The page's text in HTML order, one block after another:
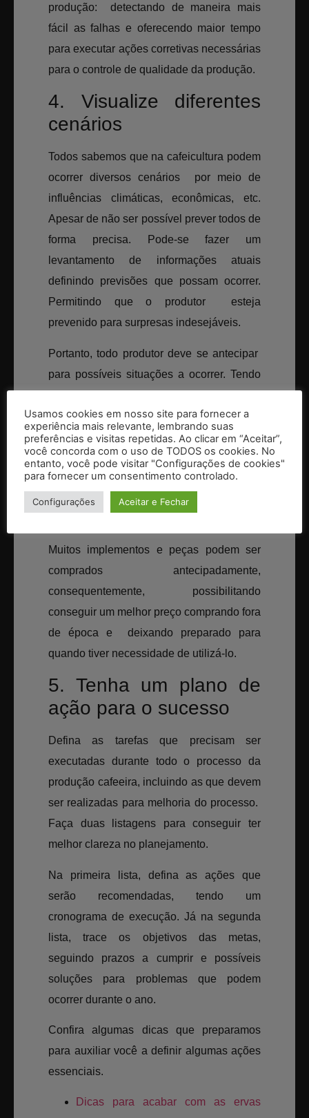
produção: detectando de maneira mais
fácil as falhas e oferecendo maior tempo
para executar ações corretivas necessárias
para o controle de qualidade da produção.
4. Visualize diferentes
cenários
Todos sabemos que na cafeicultura podem
ocorrer diversos cenários por meio de
influências climáticas, econômicas, etc.
Apesar de não ser possível prever todos de
forma precisa. Pode-se fazer um
levantamento de informações atuais
definindo previsões que possam ocorrer.
Permitindo que o produtor esteja
prevenido para surpresas indesejáveis.
Portanto, todo produtor deve se antecipar
para possíveis situações a ocorrer. Tendo
execução do manejo. Estar preparado para
lidar com imprevistos é fundamental,
sendo assim, utilize metas alcançáveis que
possibilitem conter gastos, diminuir a
utilização de insumos mensais e outras
Muitos implementos e peças podem ser
comprados antecipadamente,
consequentemente, possibilitando
conseguir um melhor preço comprando fora
de época e deixando preparado para
quando tiver necessidade de utilizá-lo.
5. Tenha um plano de
ação para o sucesso
Defina as tarefas que precisam ser
executadas durante todo o processo da
produção cafeeira, incluindo as que devem
ser realizadas para melhoria do processo.
Faça duas listagens para conseguir ter
melhor clareza no planejamento.
Na primeira lista, defina as ações que
serão recomendadas, tendo um
cronograma de execução. Já na segunda
lista, trace os objetivos das metas,
seguindo prazos a cumprir e possíveis
soluções para problemas que podem
ocorrer durante o ano.
Confira algumas dicas que preparamos
para auxiliar você a definir algumas ações
essenciais.
Dicas para acabar com as ervas
Usamos cookies em nosso site para fornecer a
experiência mais relevante, lembrando suas
preferências e visitas repetidas. Ao clicar em “Aceitar”,
você concorda com o uso de TODOS os cookies. No
entanto, você pode visitar "Configurações de cookies"
para fornecer um consentimento controlado.
Configurações Aceitar e Fechar